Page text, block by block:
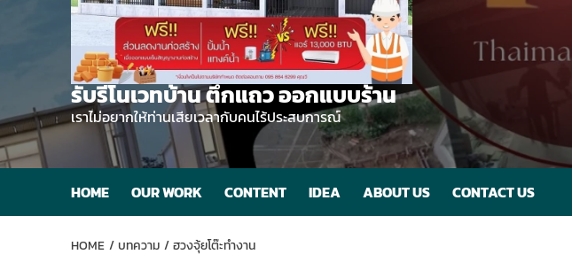
รับรีโนเวทบ้าน ตึกแถว ออกแบบร้าน
เราไม่อยากให้ท่านเสียเวลากับคนไร้ประสบการณ์
HOME OUR WORK CONTENT IDEA ABOUT US CONTACT US
HOME บทความ ฮวงจุ้ยโต๊ะทํางาน